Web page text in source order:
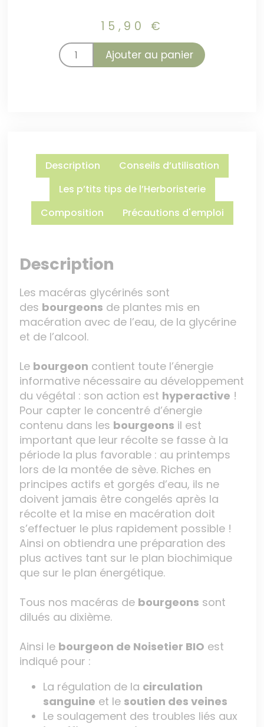
15,90 €
Ajouter au panier
Description
Conseils d’utilisation
Les p’tits tips de l’Herboristerie
Composition
Précautions d'emploi
Description
Les macéras glycérinés sont
des bourgeons de plantes mis en
macération avec de l’eau, de la glycérine
et de l’alcool.
Le bourgeon contient toute l’énergie
informative nécessaire au développement
du végétal : son action est hyperactive !
Pour capter le concentré d’énergie
contenu dans les bourgeons il est
important que leur récolte se fasse à la
période la plus favorable : au printemps
lors de la montée de sève. Riches en
principes actifs et gorgés d’eau, ils ne
doivent jamais être congelés après la
récolte et la mise en macération doit
s’effectuer le plus rapidement possible !
Ainsi on obtiendra une préparation des
plus actives tant sur le plan biochimique
que sur le plan énergétique.
Tous nos macéras de bourgeons sont
dilués au dixième.
Ainsi le bourgeon de Noisetier BIO est
indiqué pour :
La régulation de la circulation
sanguine et le soutien des veines
Le soulagement des troubles liés aux